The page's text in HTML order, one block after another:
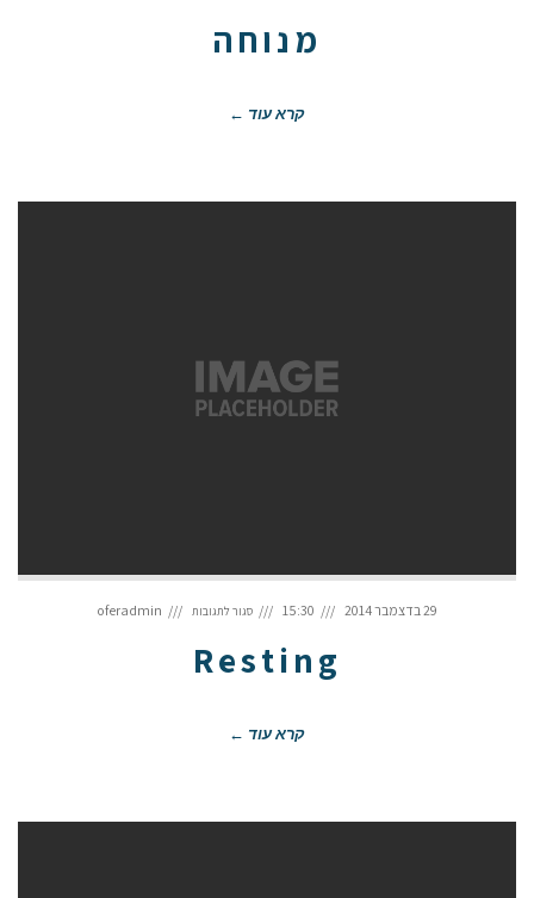
מנוחה
קרא עוד ←
29 בדצמבר 2014 15:30 סגור לתגובות Resting
oferadmin
Resting
קרא עוד ←